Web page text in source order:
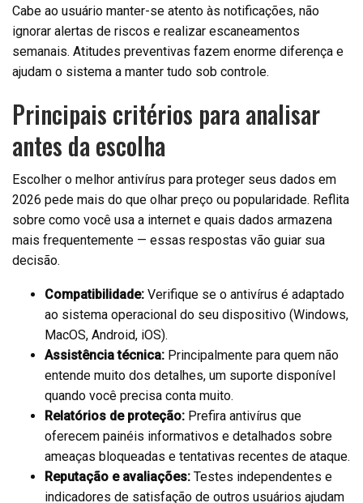
Cabe ao usuário manter-se atento às notificações, não
ignorar alertas de riscos e realizar escaneamentos
semanais. Atitudes preventivas fazem enorme diferença e
ajudam o sistema a manter tudo sob controle.
Principais critérios para analisar
antes da escolha
Escolher o melhor antivírus para proteger seus dados em
2026 pede mais do que olhar preço ou popularidade. Reflita
sobre como você usa a internet e quais dados armazena
mais frequentemente — essas respostas vão guiar sua
decisão.
Compatibilidade: Verifique se o antivírus é adaptado
ao sistema operacional do seu dispositivo (Windows,
MacOS, Android, iOS).
Assistência técnica: Principalmente para quem não
entende muito dos detalhes, um suporte disponível
quando você precisa conta muito.
Relatórios de proteção: Prefira antivírus que
oferecem painéis informativos e detalhados sobre
ameaças bloqueadas e tentativas recentes de ataque.
Reputação e avaliações: Testes independentes e
indicadores de satisfação de outros usuários ajudam